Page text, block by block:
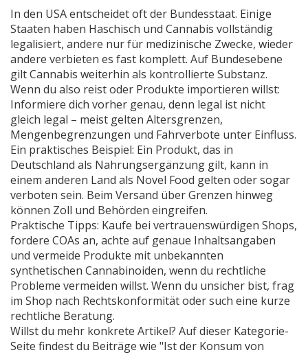
In den USA entscheidet oft der Bundesstaat. Einige
Staaten haben Haschisch und Cannabis vollständig
legalisiert, andere nur für medizinische Zwecke, wieder
andere verbieten es fast komplett. Auf Bundesebene
gilt Cannabis weiterhin als kontrollierte Substanz.
Wenn du also reist oder Produkte importieren willst:
Informiere dich vorher genau, denn legal ist nicht
gleich legal – meist gelten Altersgrenzen,
Mengenbegrenzungen und Fahrverbote unter Einfluss.
Ein praktisches Beispiel: Ein Produkt, das in
Deutschland als Nahrungsergänzung gilt, kann in
einem anderen Land als Novel Food gelten oder sogar
verboten sein. Beim Versand über Grenzen hinweg
können Zoll und Behörden eingreifen.
Praktische Tipps: Kaufe bei vertrauenswürdigen Shops,
fordere COAs an, achte auf genaue Inhaltsangaben
und vermeide Produkte mit unbekannten
synthetischen Cannabinoiden, wenn du rechtliche
Probleme vermeiden willst. Wenn du unsicher bist, frag
im Shop nach Rechtskonformität oder such eine kurze
rechtliche Beratung.
Willst du mehr konkrete Artikel? Auf dieser Kategorie-
Seite findest du Beiträge wie "Ist der Konsum von